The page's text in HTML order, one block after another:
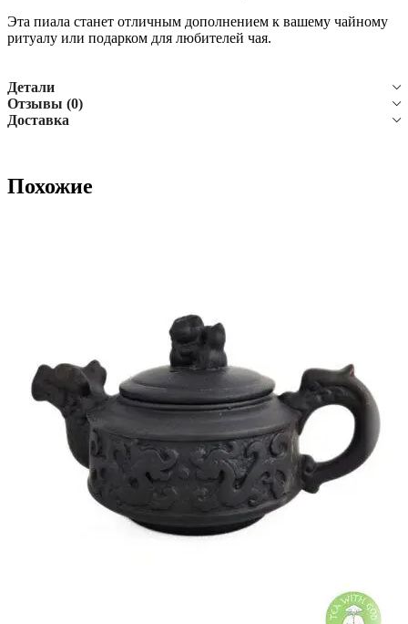
Эта пиала станет отличным дополнением к вашему чайному
ритуалу или подарком для любителей чая.
Детали
Отзывы (0)
Доставка
Похожие